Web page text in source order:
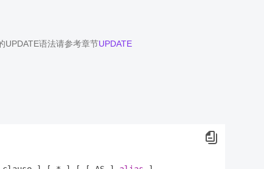
UPDATE语法请参考章节UPDATE